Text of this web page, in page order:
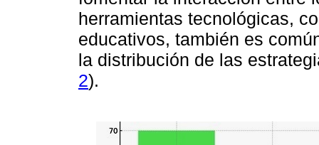
herramientas tecnológicas,
educativos, también es
la distribución de las
2).